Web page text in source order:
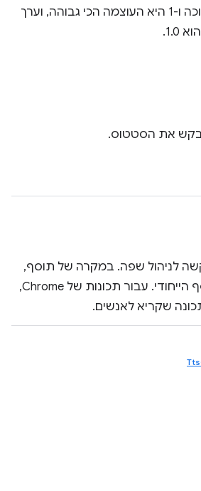
העוצמה הכי נמוכה ו-1 היא העוצמה הכי גבוהה, וערך
את הסטטוס.
לניהול שפה. במקרה של תוסף,
זהו מזהה התוסף הייחודי. עבור תכונות של Chrome,
שקריא לאנשים.